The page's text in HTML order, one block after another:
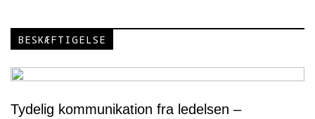
BESKÆFTIGELSE
Tydelig kommunikation fra ledelsen –